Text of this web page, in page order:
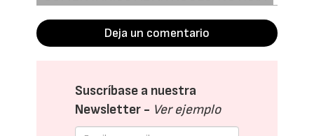
Deja un comentario
Suscríbase a nuestra
Newsletter - Ver ejemplo